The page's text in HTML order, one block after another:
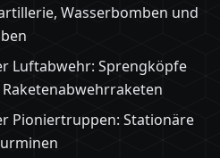
Wasserbomben und
Luftabwehr: Sprengköpfe
Pioniertruppen: Stationäre